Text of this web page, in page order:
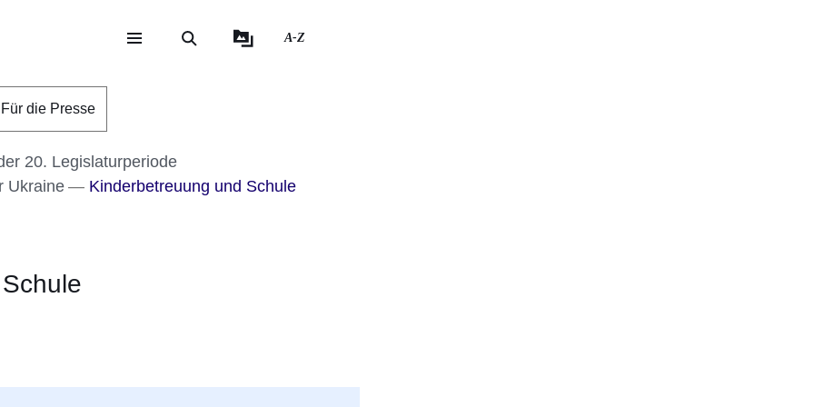
A-Z
Für die Presse
20. Legislaturperiode
Ukraine
Kinderbetreuung und Schule